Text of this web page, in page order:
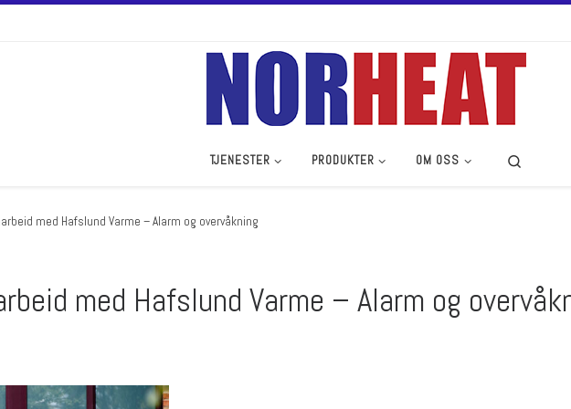
TJENESTER PRODUKTER OM OSS
med Hafslund Varme – Alarm og overvåkning
med Hafslund Varme – Alarm og